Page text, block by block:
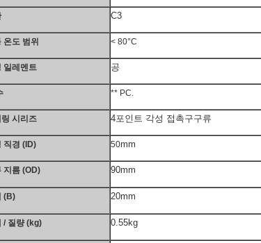
C3
온도 범위 < 80°C
일레멘트 공
** PC.
시리즈 4포인트 각성 접촉구구류
직경 (ID) 50mm
지름 (OD) 90mm
(B) 20mm
/ 질량 (kg) 0.55kg